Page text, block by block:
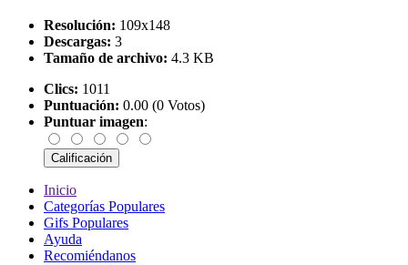
Resolución: 109x148
Descargas: 3
Tamaño de archivo: 4.3 KB
Clics: 1011
Puntuación: 0.00 (0 Votos)
Puntuar imagen:
Inicio
Categorías Populares
Gifs Populares
Ayuda
Recomiéndanos